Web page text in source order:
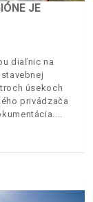
JE
diaľnic na
úsekoch
privádzača